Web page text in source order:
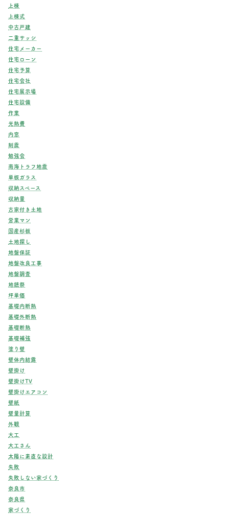
上棟
上棟式
中古戸建
二重サッシ
住宅メーカー
住宅ローン
住宅予算
住宅会社
住宅展示場
住宅設備
作業
光熱費
内窓
制震
勉強会
南海トラフ地震
単板ガラス
収納スペース
収納量
古家付き土地
営業マン
国産杉板
土地探し
地盤保証
地盤改良工事
地盤調査
地鎮祭
坪単価
基礎内断熱
基礎外断熱
基礎断熱
基礎補強
塗り壁
壁体内結露
壁掛け
壁掛けTV
壁掛けエアコン
壁紙
壁量計算
外観
大工
大工さん
太陽に素直な設計
失敗
失敗しない家づくり
奈良市
奈良県
家づくり